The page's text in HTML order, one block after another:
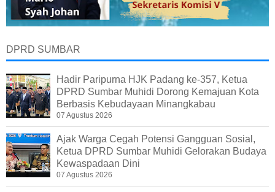
DPRD SUMBAR
Hadir Paripurna HJK Padang ke-357, Ketua
DPRD Sumbar Muhidi Dorong Kemajuan Kota
Berbasis Kebudayaan Minangkabau
07 Agustus 2026
Ajak Warga Cegah Potensi Gangguan Sosial,
Ketua DPRD Sumbar Muhidi Gelorakan Budaya
Kewaspadaan Dini
07 Agustus 2026